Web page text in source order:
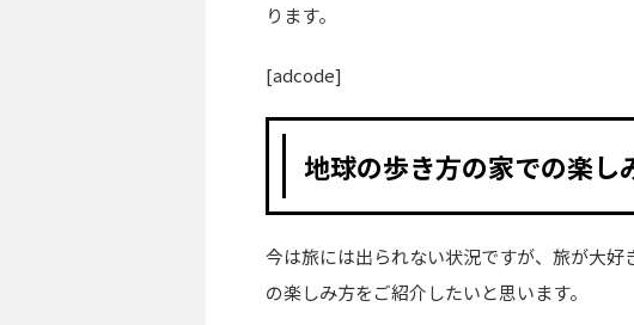
ります。
[adcode]
地球の歩き方の家での楽し
今は旅には出られない状況ですが、旅が大
の楽しみ方をご紹介したいと思います。